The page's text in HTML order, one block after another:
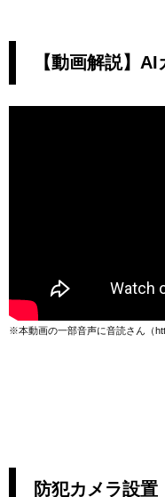
【動画解説】AI
※本動画の一部音声に音読さん（
防犯カメラ設